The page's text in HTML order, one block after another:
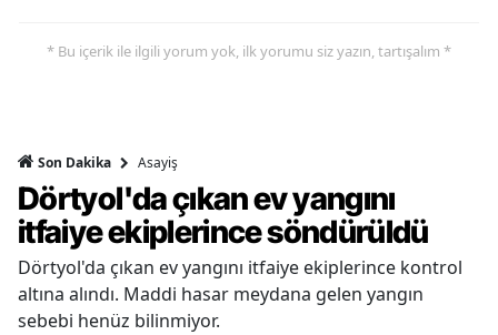
* Bu içerik ile ilgili yorum yok, ilk yorumu siz yazın, tartışalım *
Son Dakika Asayiş
Dörtyol'da çıkan ev yangını
itfaiye ekiplerince söndürüldü
Dörtyol'da çıkan ev yangını itfaiye ekiplerince kontrol
altına alındı. Maddi hasar meydana gelen yangın
sebebi henüz bilinmiyor.